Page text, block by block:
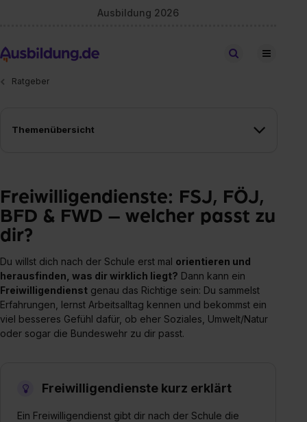
Ausbildung 2026
Stellen finden
Ratgeber
Themenübersicht
Freiwilligendienste: FSJ, FÖJ,
BFD & FWD – welcher passt zu
dir?
Du willst dich nach der Schule erst mal orientieren und
herausfinden, was dir wirklich liegt? Dann kann ein
Freiwilligendienst genau das Richtige sein: Du sammelst
Erfahrungen, lernst Arbeitsalltag kennen und bekommst ein
viel besseres Gefühl dafür, ob eher Soziales, Umwelt/Natur
oder sogar die Bundeswehr zu dir passt.
Freiwilligendienste kurz erklärt
Ein Freiwilligendienst gibt dir nach der Schule die